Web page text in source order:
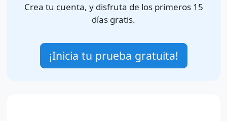
Crea tu cuenta, y disfruta de los primeros 15
días gratis.
¡Inicia tu prueba gratuita!